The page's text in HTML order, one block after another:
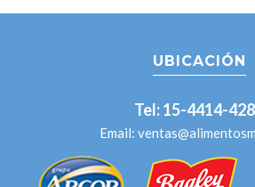
UBICACIÓN
Tel: 15-4414-
Email: